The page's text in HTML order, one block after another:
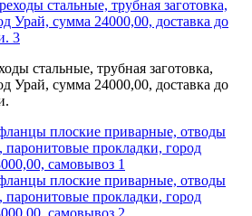
стальные, трубная заготовка,
Урай, сумма 24000,00, доставка до